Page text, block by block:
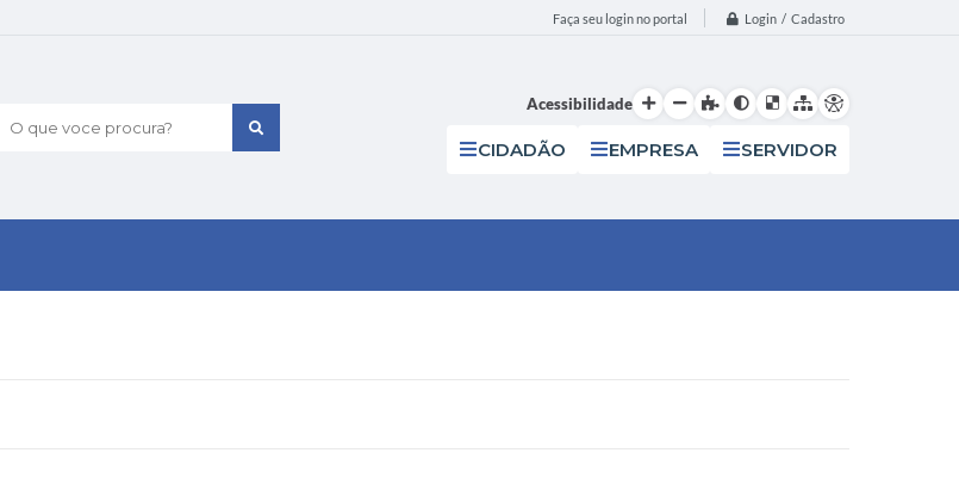
Faça seu login no portal Login / Cadastro
O que voce procura?
Acessibilidade
CIDADÃO EMPRESA SERVIDOR